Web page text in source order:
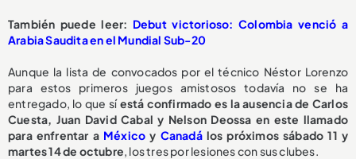
También puede leer: Debut victorioso: Colombia venció a
Arabia Saudita en el Mundial Sub-20
Aunque la lista de convocados por el técnico Néstor Lorenzo
para estos primeros juegos amistosos todavía no se ha
entregado, lo que síestá confirmado es la ausencia de Carlos
Cuesta, Juan David Cabal y Nelson Deossa en este llamado
para enfrentar a Méxicoy Canadá los próximos sábado 11 y
martes 14 de octubre, los tres por lesiones con sus clubes.